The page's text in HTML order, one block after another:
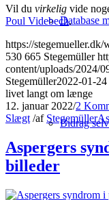
Database
Bidrag
Vil du virkelig vide
Poul Videbech.
https://stegemueller.dk/
530 665 Stegemüller
content/uploads/2024/
Stegemüller2022-01-
livet langt om længe
12. januar 2022/2
Slægt /af Stegemüller
Aspergers
billeder